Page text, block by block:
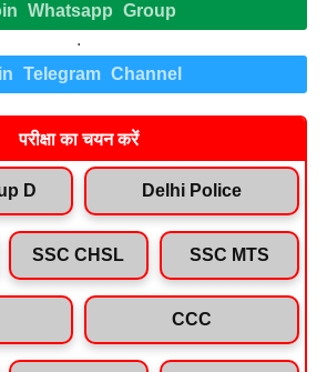
Whatsapp Group
.
Telegram Channel
परीक्षा का चयन करें
D Delhi Police
SSC CHSL SSC MTS
CCC